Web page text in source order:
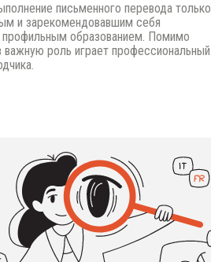
письменного перевода только
и зарекомендовавшим себя
профильным образованием. Помимо
важную роль играет профессиональный